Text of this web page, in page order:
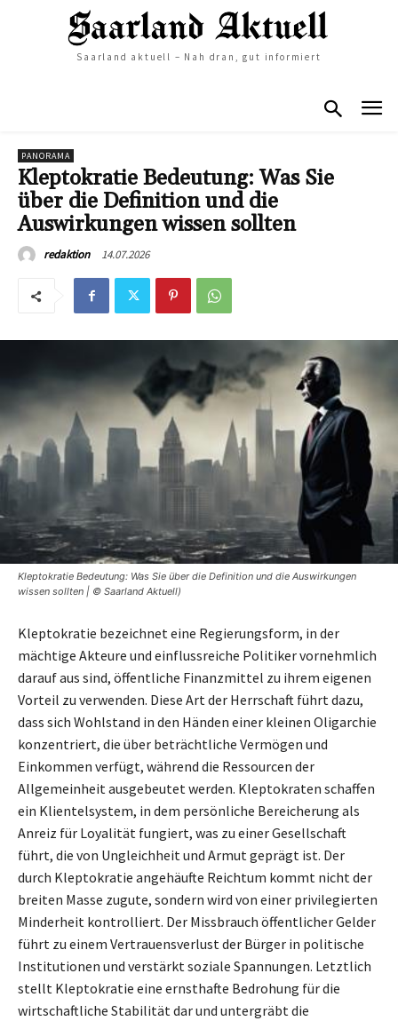
Saarland aktuell – Nah dran, gut informiert
PANORAMA
Kleptokratie Bedeutung: Was Sie
über die Definition und die
Auswirkungen wissen sollten
redaktion 14.07.2026
Kleptokratie Bedeutung: Was Sie über die Definition und die Auswirkungen
wissen sollten | © Saarland Aktuell)
Kleptokratie bezeichnet eine Regierungsform, in der
mächtige Akteure und einflussreiche Politiker vornehmlich
darauf aus sind, öffentliche Finanzmittel zu ihrem eigenen
Vorteil zu verwenden. Diese Art der Herrschaft führt dazu,
dass sich Wohlstand in den Händen einer kleinen Oligarchie
konzentriert, die über beträchtliche Vermögen und
Einkommen verfügt, während die Ressourcen der
Allgemeinheit ausgebeutet werden. Kleptokraten schaffen
ein Klientelsystem, in dem persönliche Bereicherung als
Anreiz für Loyalität fungiert, was zu einer Gesellschaft
führt, die von Ungleichheit und Armut geprägt ist. Der
durch Kleptokratie angehäufte Reichtum kommt nicht der
breiten Masse zugute, sondern wird von einer privilegierten
Minderheit kontrolliert. Der Missbrauch öffentlicher Gelder
führt zu einem Vertrauensverlust der Bürger in politische
Institutionen und verstärkt soziale Spannungen. Letztlich
stellt Kleptokratie eine ernsthafte Bedrohung für die
wirtschaftliche Stabilität dar und untergräbt die